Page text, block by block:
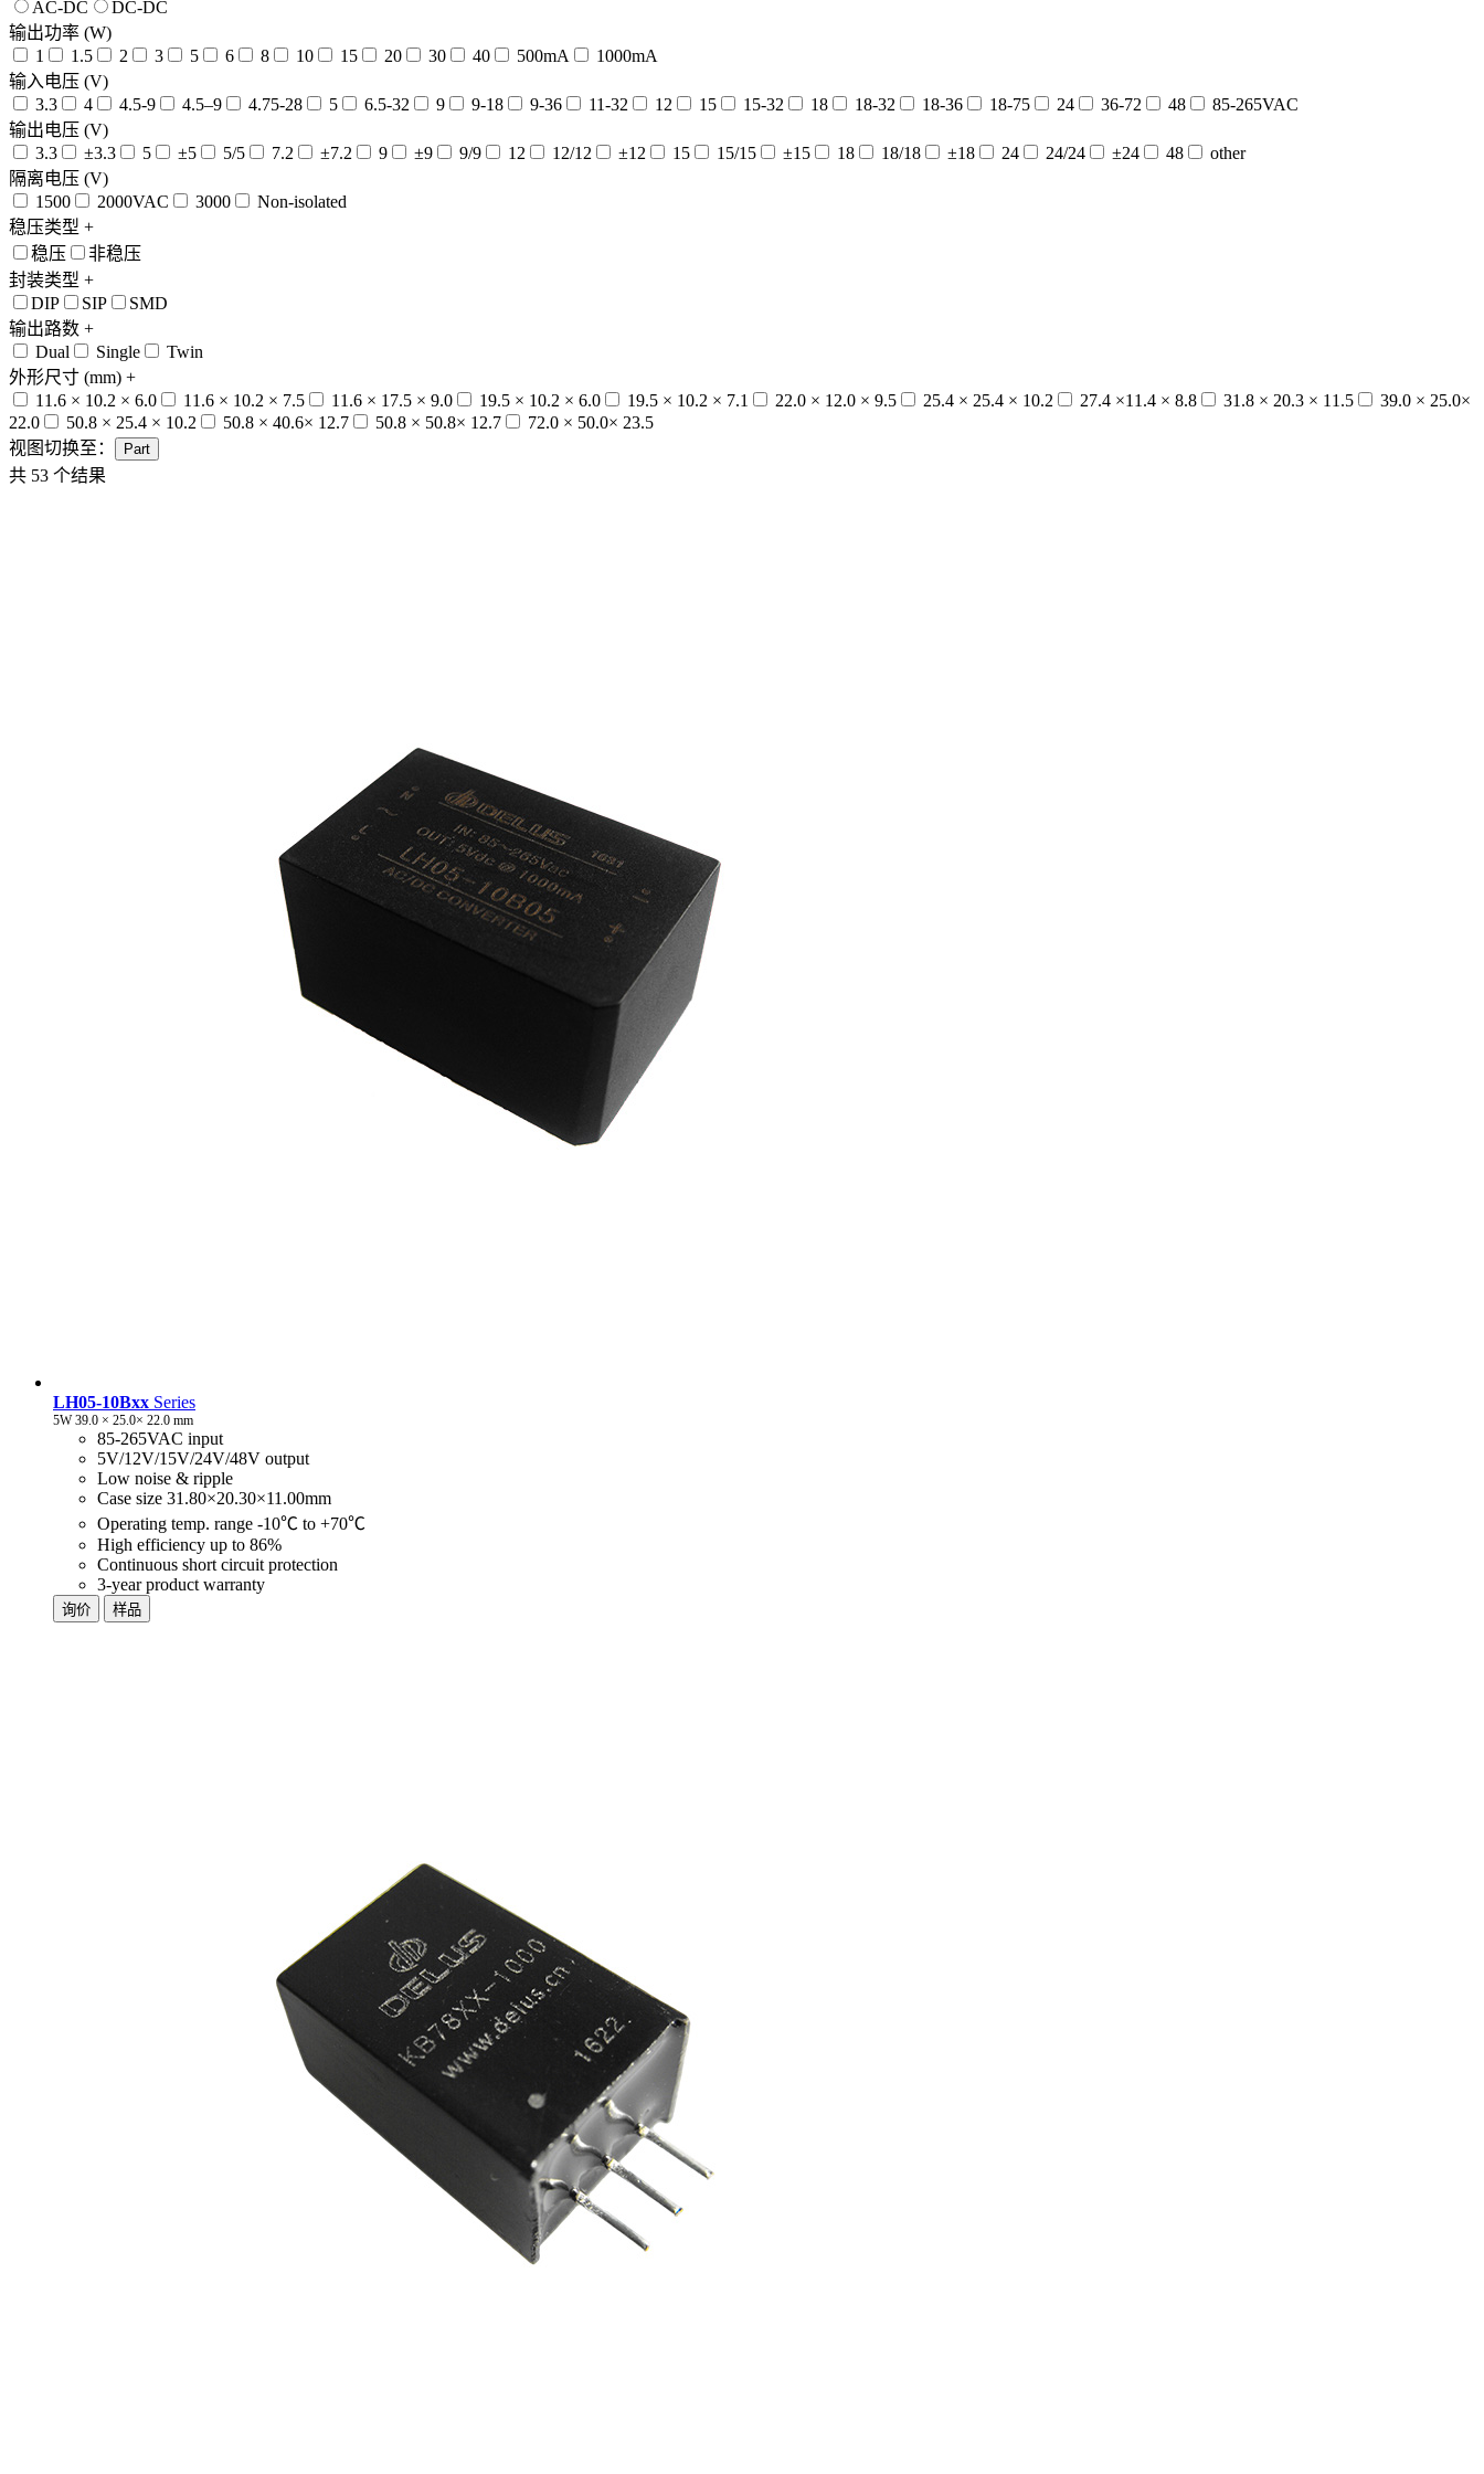
AC-DC
DC-DC
输出功率 (W)
1
1.5 2 3 5 6 8 10 15 20 30 40 500mA
1000mA
输入电压 (V)
3.3
4 4.5-9 4.5–9 4.75-28 5 6.5-32 9 9-18 9-36 11-32 12 15 15-32 18 18-32 18-36 18-75 24 36-72 48
85-265VAC
输出电压 (V)
3.3
±3.3 5 ±5 5/5 7.2 ±7.2 9 ±9 9/9 12 12/12 ±12 15 15/15 ±15 18 18/18 ±18 24 24/24 ±24 48
other
隔离电压 (V)
1500
2000VAC 3000
Non-isolated
稳压类型 +
稳压
非稳压
封装类型 +
DIP
SIP
SMD
输出路数 +
Dual
Single
Twin
外形尺寸 (mm) +
11.6 × 10.2 × 6.0
11.6 × 10.2 × 7.5 11.6 × 17.5 × 9.0 19.5 × 10.2 × 6.0 19.5 × 10.2 × 7.1 22.0 × 12.0 × 9.5 25.4 × 25.4 × 10.2 27.4 ×11.4 × 8.8 31.8 × 20.3 × 11.5
39.0 × 25.0×
22.0
50.8 × 25.4 × 10.2 50.8 × 40.6× 12.7 50.8 × 50.8× 12.7
72.0 × 50.0× 23.5
视图切换至：
Part
共 53 个结果
LH05-10Bxx Series
5W 39.0 × 25.0× 22.0 mm
85-265VAC input
5V/12V/15V/24V/48V output
Low noise & ripple
Case size 31.80×20.30×11.00mm
Operating temp. range -10℃ to +70℃
High efficiency up to 86%
Continuous short circuit protection
3-year product warranty
询价 样品